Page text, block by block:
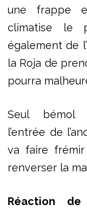
une frappe
climatise le
également de
la Roja de
pourra
Seul bémol
l’entrée de
va faire frémir
renverser la
Réaction